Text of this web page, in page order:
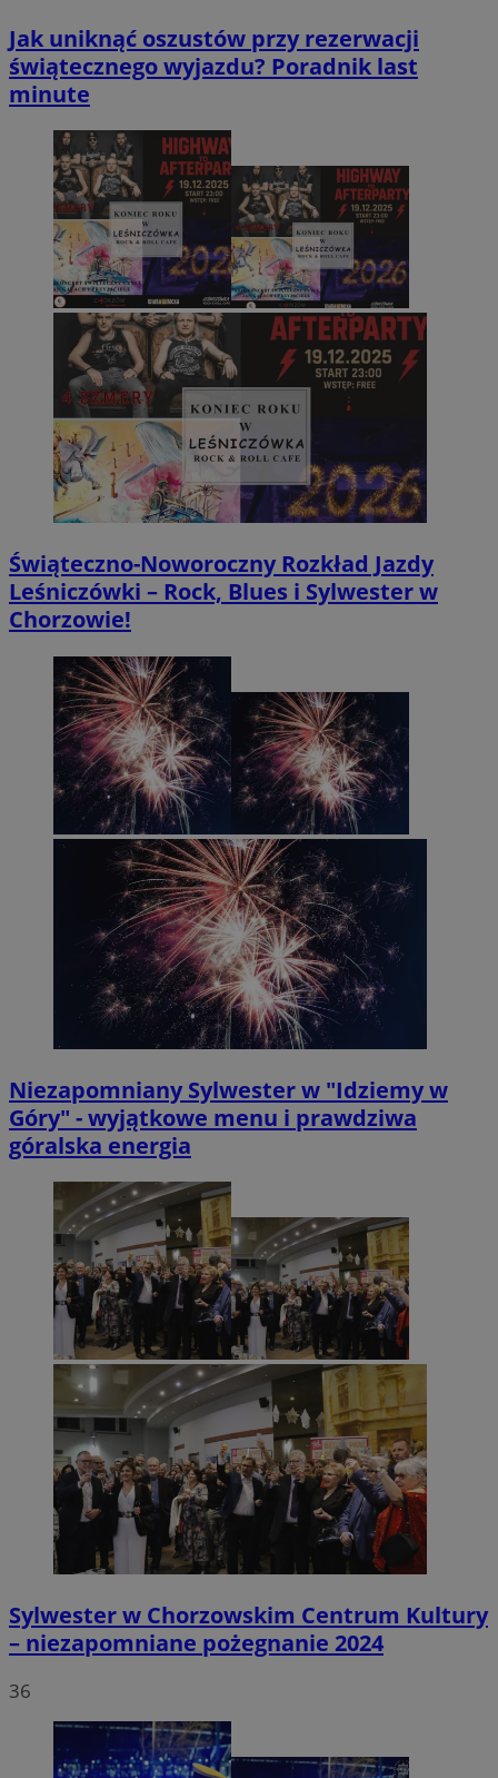
Jak uniknąć oszustów przy rezerwacji
świątecznego wyjazdu? Poradnik last
minute
Świąteczno-Noworoczny Rozkład Jazdy
Leśniczówki – Rock, Blues i Sylwester w
Chorzowie!
Niezapomniany Sylwester w "Idziemy w
Góry" - wyjątkowe menu i prawdziwa
góralska energia
Sylwester w Chorzowskim Centrum Kultury
– niezapomniane pożegnanie 2024
36